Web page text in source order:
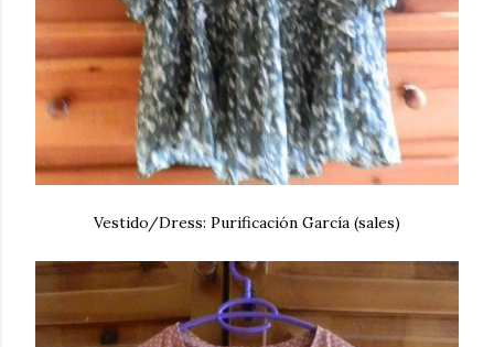
Vestido/Dress: Purificación García (sales)